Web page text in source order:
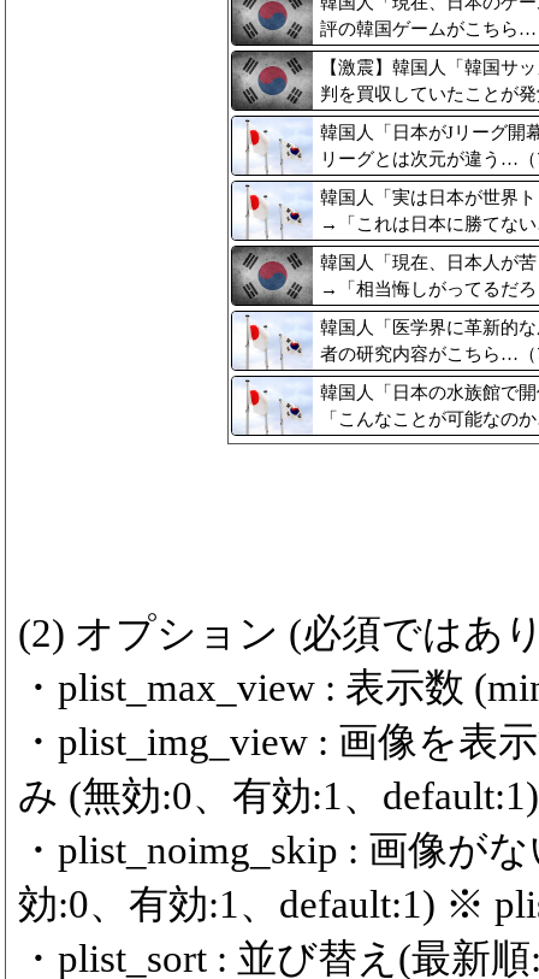
評の韓国ゲームがこちら
【激震】韓国人「韓国サ
判を買収していたことが
韓国人「日本がJリーグ
リーグとは次元が違う…
韓国人「実は日本が世界
→「これは日本に勝てな
韓国人「現在、日本人が
→「相当悔しがってるだ
韓国人「医学界に革新的
者の研究内容がこちら…（
韓国人「日本の水族館で
「こんなことが可能なの
(2) オプション (必須ではあ
・plist_max_view : 表示数
・plist_img_view : 画像を表
み (無効:0、有効:1、default:1)
・plist_noimg_skip : 画像が
効:0、有効:1、default:1) ※
・plist_sort : 並び替え(最新